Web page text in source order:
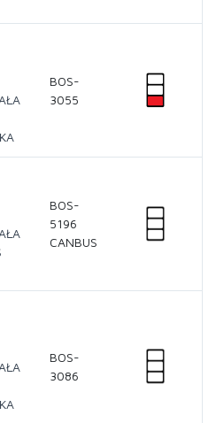
BOS-
3055
BOS-
5196
CANBUS
BOS-
3086